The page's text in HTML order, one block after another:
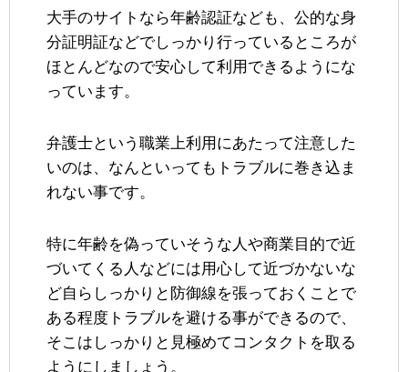
大手のサイトなら年齢認証なども、公的な身
分証明証などでしっかり行っているところが
ほとんどなので安心して利用できるようにな
っています。
弁護士という職業上利用にあたって注意した
いのは、なんといってもトラブルに巻き込ま
れない事です。
特に年齢を偽っていそうな人や商業目的で近
づいてくる人などには用心して近づかないな
ど自らしっかりと防御線を張っておくことで
ある程度トラブルを避ける事ができるので、
そこはしっかりと見極めてコンタクトを取る
ようにしましょう。